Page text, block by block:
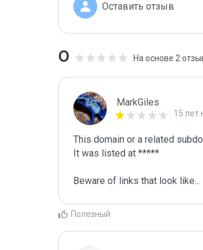
Оставить отзыв
0 На основе 2
MarkGiles
15 лет
This domain or a related
It was listed at *****
Beware of links that look like...
Полезный